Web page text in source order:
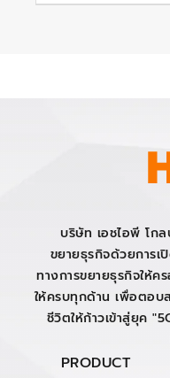
บริษัท เอชไอพี โก
ขยายธุรกิจด้วยการเ
ทางการขยายธุรกิจให้ค
ให้ครบทุกด้าน เพื่อตอบ
ชีวิตให้ก้าวเข้าสู่ยุค
PRODUCT